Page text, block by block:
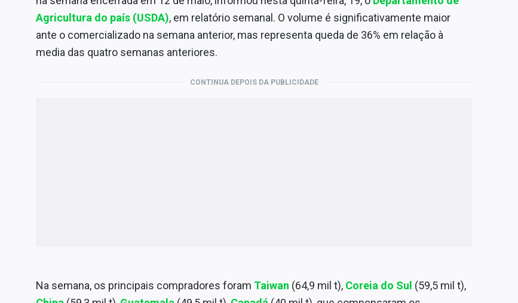
Agricultura do país (USDA), em relatório semanal. O volume é significativamente maior
ante o comercializado na semana anterior, mas representa queda de 36% em relação à
media das quatro semanas anteriores.
CONTINUA DEPOIS DA PUBLICIDADE
Na semana, os principais compradores foram Taiwan (64,9 mil t), Coreia do Sul (59,5 mil t),